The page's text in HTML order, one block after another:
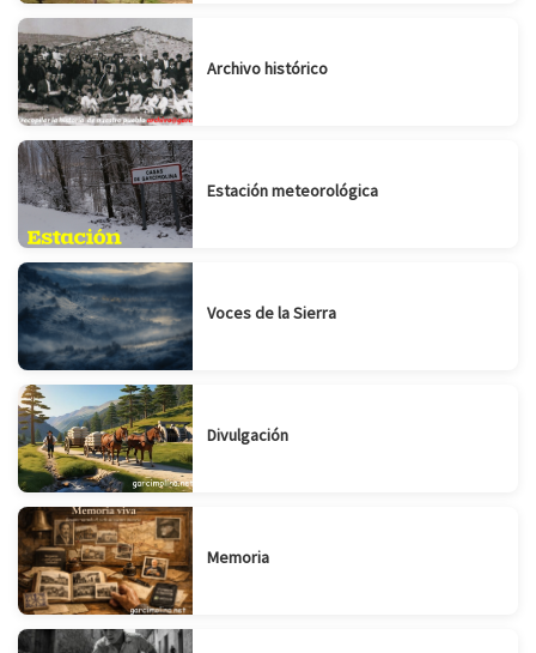
Archivo histórico
Estación meteorológica
Voces de la Sierra
Divulgación
Memoria